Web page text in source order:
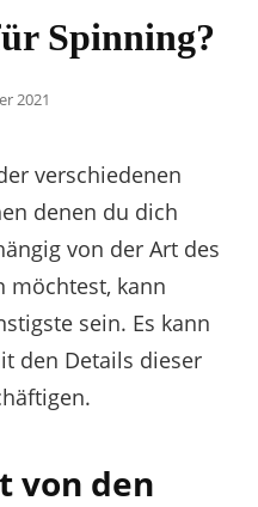
Spinning?
2021
verschiedenen
denen du dich
von der Art des
möchtest, kann
sein. Es kann
den Details dieser
von den